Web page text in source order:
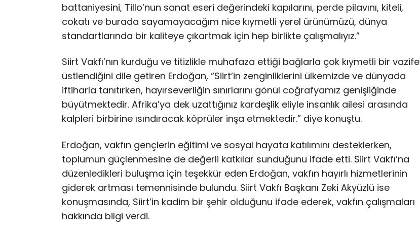
battaniyesini, Tillo’nun sanat eseri değerindeki kapılarını, perde pilavını, kiteli,
cokatı ve burada sayamayacağım nice kıymetli yerel ürünümüzü, dünya
standartlarında bir kaliteye çıkartmak için hep birlikte çalışmalıyız.”
Siirt Vakfı’nın kurduğu ve titizlikle muhafaza ettiği bağlarla çok kıymetli bir vazife
üstlendiğini dile getiren Erdoğan, “Siirt’in zenginliklerini ülkemizde ve dünyada
iftiharla tanıtırken, hayırseverliğin sınırlarını gönül coğrafyamız genişliğinde
büyütmektedir. Afrika’ya dek uzattığınız kardeşlik eliyle insanlık ailesi arasında
kalpleri birbirine ısındıracak köprüler inşa etmektedir.” diye konuştu.
Erdoğan, vakfın gençlerin eğitimi ve sosyal hayata katılımını desteklerken,
toplumun güçlenmesine de değerli katkılar sunduğunu ifade etti. Siirt Vakfı’na
düzenledikleri buluşma için teşekkür eden Erdoğan, vakfın hayırlı hizmetlerinin
giderek artması temennisinde bulundu. Siirt Vakfı Başkanı Zeki Akyüzlü ise
konuşmasında, Siirt’in kadim bir şehir olduğunu ifade ederek, vakfın çalışmaları
hakkında bilgi verdi.